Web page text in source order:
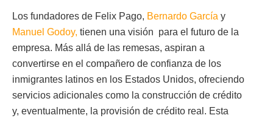
Los fundadores de Felix Pago, Bernardo García y
Manuel Godoy, tienen una visión para el futuro de la
empresa. Más allá de las remesas, aspiran a
convertirse en el compañero de confianza de los
inmigrantes latinos en los Estados Unidos, ofreciendo
servicios adicionales como la construcción de crédito
y, eventualmente, la provisión de crédito real. Esta